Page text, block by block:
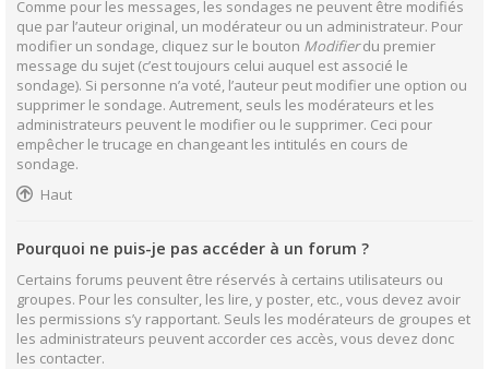
Comme pour les messages, les sondages ne peuvent être modifiés
que par l’auteur original, un modérateur ou un administrateur. Pour
modifier un sondage, cliquez sur le bouton Modifierdu premier
message du sujet (c’est toujours celui auquel est associé le
sondage). Si personne n’a voté, l’auteur peut modifier une option ou
supprimer le sondage. Autrement, seuls les modérateurs et les
administrateurs peuvent le modifier ou le supprimer. Ceci pour
empêcher le trucage en changeant les intitulés en cours de
sondage.
Haut
Pourquoi ne puis-je pas accéder à un forum ?
Certains forums peuvent être réservés à certains utilisateurs ou
groupes. Pour les consulter, les lire, y poster, etc., vous devez avoir
les permissions s’y rapportant. Seuls les modérateurs de groupes et
les administrateurs peuvent accorder ces accès, vous devez donc
les contacter.